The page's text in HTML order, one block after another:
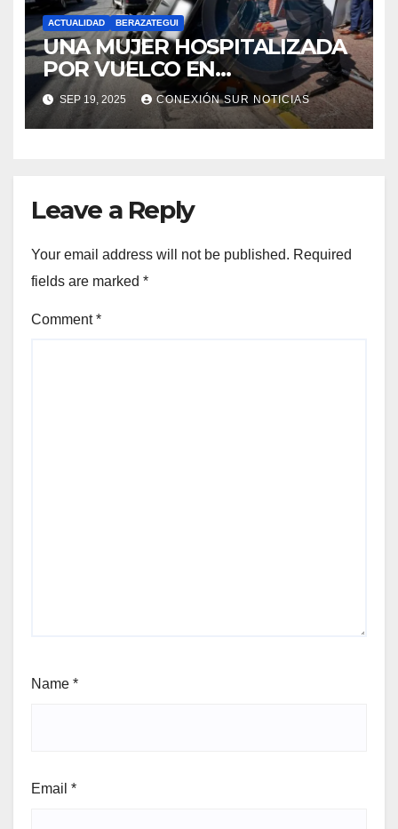
ACTUALIDAD BERAZATEGUI
UNA MUJER HOSPITALIZADA
POR VUELCO EN
BERAZATEGUI: 11 E/148 Y 149
SEP 19, 2025 CONEXIÓN SUR NOTICIAS
Leave a Reply
Your email address will not be published. Required
fields are marked *
Comment*
Name *
Email *